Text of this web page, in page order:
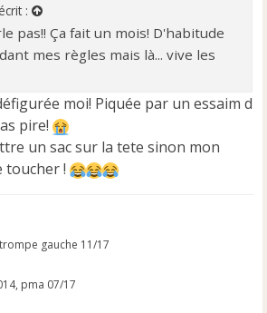
:
pas!! Ça fait un mois! D'habitude
mes règles mais là... vive les
moi! Piquée par un essaim d
pire!
un sac sur la tete sinon mon
toucher !
gauche 11/17
pma 07/17